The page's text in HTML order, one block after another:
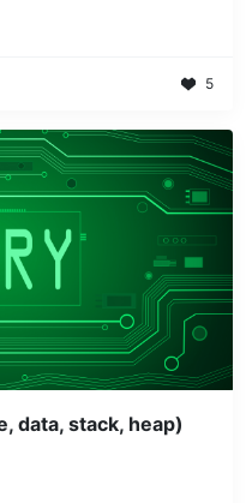
5
data, stack, heap)